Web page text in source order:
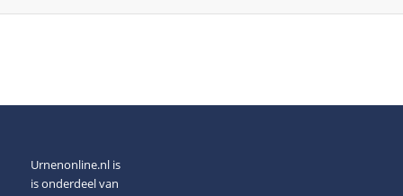
Urnenonline.nl is
is onderdeel van